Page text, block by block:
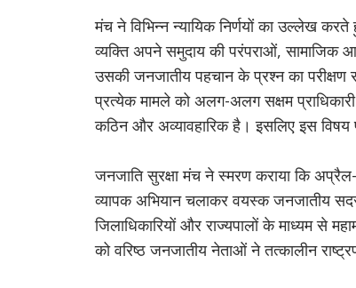
मंच ने विभिन्न न्यायिक निर्णयों का उल्लेख करते
व्यक्ति अपने समुदाय की परंपराओं, सामाजिक
उसकी जनजातीय पहचान के प्रश्न का परीक्षण
प्रत्येक मामले को अलग-अलग सक्षम
कठिन और अव्यावहारिक है। इसलिए इस
जनजाति सुरक्षा मंच ने स्मरण कराया कि
व्यापक अभियान चलाकर वयस्क जनजातीय
जिलाधिकारियों और राज्यपालों के माध्यम से
को वरिष्ठ जनजातीय नेताओं ने तत्कालीन